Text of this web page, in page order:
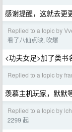
感谢提醒，这就去更
Replied to a topic by
看了八仙点映, 吹爆
<功夫女足>加了类
Replied to a topic by
羡慕主机玩家，默默
Replied to a topic by
2299 起